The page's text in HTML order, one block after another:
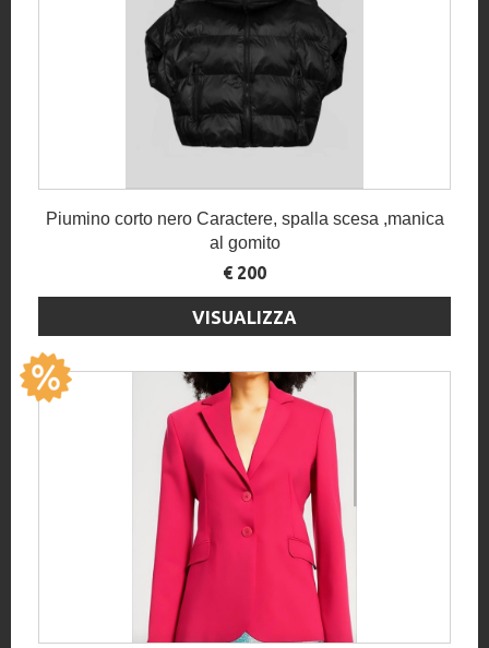
Piumino corto nero Caractere, spalla scesa ,manica
al gomito
€ 200
VISUALIZZA